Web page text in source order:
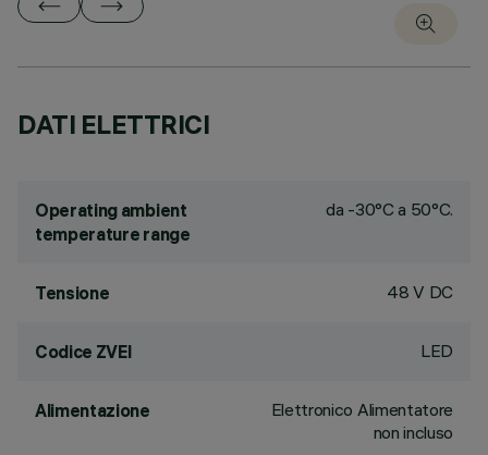
DATI ELETTRICI
Operating ambient
temperature range
da -30°C a 50°C.
Tensione 48 V DC
Codice ZVEI LED
Alimentazione
Elettronico Alimentatore
non incluso